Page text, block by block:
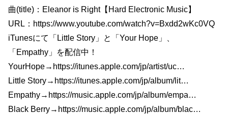
曲(title)：Eleanor is Right【Hard Electronic Music】
URL：https://www.youtube.com/watch?v=Bxdd2wKc0VQ
iTunesにて「Little Story」と「Your Hope」、
「Empathy」を配信中！
YourHope→https://itunes.apple.com/jp/artist/uc…
Little Story→https://itunes.apple.com/jp/album/lit…
Empathy→https://music.apple.com/jp/album/empa…
Black Berry→https://music.apple.com/jp/album/blac…